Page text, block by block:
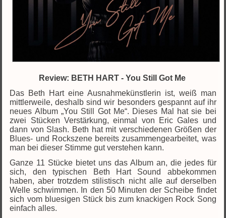
Review: BETH HART - You Still Got Me
Das Beth Hart eine Ausnahmekünstlerin ist, weiß man
mittlerweile, deshalb sind wir besonders gespannt auf ihr
neues Album „You Still Got Me“. Dieses Mal hat sie bei
zwei Stücken Verstärkung, einmal von Eric Gales und
dann von Slash. Beth hat mit verschiedenen Größen der
Blues- und Rockszene bereits zusammengearbeitet, was
man bei dieser Stimme gut verstehen kann.
Ganze 11 Stücke bietet uns das Album an, die jedes für
sich, den typischen Beth Hart Sound abbekommen
haben, aber trotzdem stilistisch nicht alle auf derselben
Welle schwimmen. In den 50 Minuten der Scheibe findet
sich vom bluesigen Stück bis zum knackigen Rock Song
einfach alles.